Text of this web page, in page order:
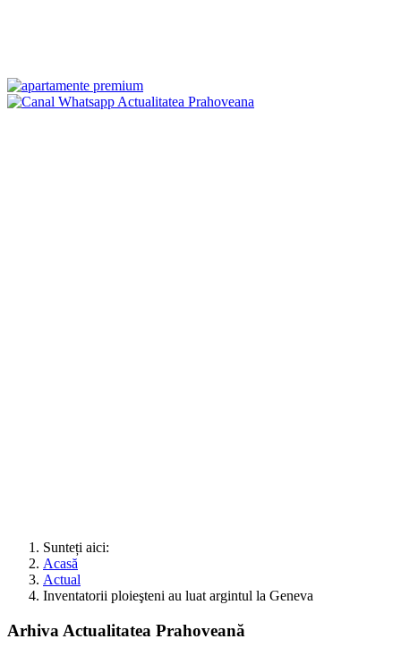
Sunteți aici:
Acasă
Actual
Inventatorii ploieşteni au luat argintul la Geneva
Arhiva Actualitatea Prahoveană